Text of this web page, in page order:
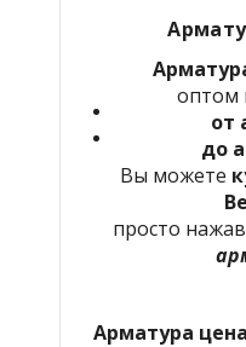
оптом
от
до
Вы можете
просто
Арматура